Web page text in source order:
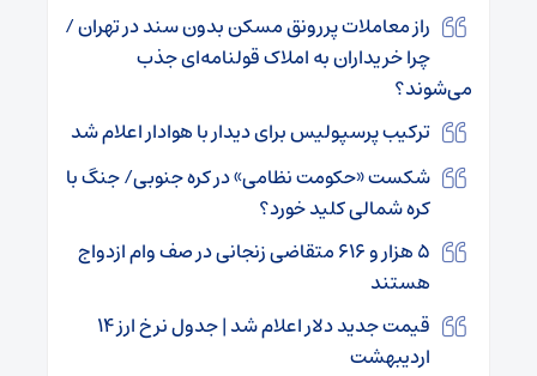
راز معاملات پررونق مسکن بدون سند در تهران /
چرا خریداران به املاک قولنامه‌ای جذب
می‌شوند؟
ترکیب پرسپولیس برای دیدار با هوادار اعلام شد
شکست «حکومت نظامی» در کره جنوبی/ جنگ با
کره شمالی کلید خورد؟
۵ هزار و ۶۱۶ متقاضی زنجانی در صف وام ازدواج
هستند
قیمت جدید دلار اعلام شد | جدول نرخ ارز ۱۴
اردیبهشت